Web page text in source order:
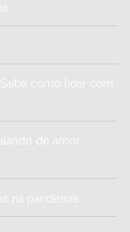
como lidar com
de amor
na pandemia